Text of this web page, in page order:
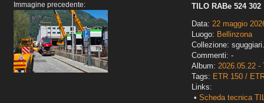
Immagine precedente:
TILO RABe 524 302
Data: 22 maggio
Luogo: Bellinzona
Collezione:
Commenti: -
Album: 2026.05.22 -
Tags: ETR 150 /
Links:
• Scheda tecnica